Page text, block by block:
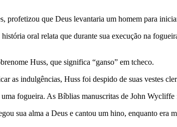
profetizou que Deus levantaria um homem para
oral relata que durante sua execução na
Huss, que significa “ganso” em tcheco.
as indulgências, Huss foi despido de suas vestes
fogueira. As Bíblias manuscritas de John
sua alma a Deus e cantou um hino, enquanto era